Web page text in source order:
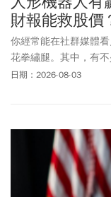
財報能救股價
你經常能在社群媒體
花拳繡腿。其中，有
科技將首次公開發行
大關，後又跌破承銷
交首份財報，是否能
口拚33紅！ 對美順
SpaceX上市後首份財
日期：2026-08-03